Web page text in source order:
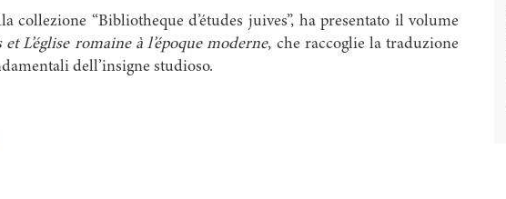
collezione “Bibliotheque d’études juives”, ha presentato il volume
et L’église romaine à l’époque moderne, che raccoglie la traduzione
dell’insigne studioso.